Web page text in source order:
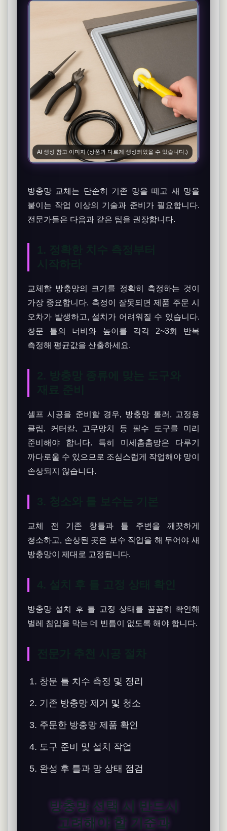
AI 생성 참고 이미지 (상품과 다르게 생성되었을 수 있습니다.)
방충망 교체는 단순히 기존 망을 떼고 새 망을
붙이는 작업 이상의 기술과 준비가 필요합니다.
전문가들은 다음과 같은 팁을 권장합니다.
교체할 방충망의 크기를 정확히 측정하는 것이
가장 중요합니다. 측정이 잘못되면 제품 주문 시
오차가 발생하고, 설치가 어려워질 수 있습니다.
창문 틀의 너비와 높이를 각각 2~3회 반복
측정해 평균값을 산출하세요.
셀프 시공을 준비할 경우, 방충망 롤러, 고정용
클립, 커터칼, 고무망치 등 필수 도구를 미리
준비해야 합니다. 특히 미세촘촘망은 다루기
까다로울 수 있으므로 조심스럽게 작업해야 망이
손상되지 않습니다.
교체 전 기존 창틀과 틀 주변을 깨끗하게
청소하고, 손상된 곳은 보수 작업을 해 두어야 새
방충망이 제대로 고정됩니다.
방충망 설치 후 틀 고정 상태를 꼼꼼히 확인해
벌레 침입을 막는 데 빈틈이 없도록 해야 합니다.
창문 틀 치수 측정 및 정리
기존 방충망 제거 및 청소
주문한 방충망 제품 확인
도구 준비 및 설치 작업
완성 후 틀과 망 상태 점검
방충망 선택 시 반드시
고려해야 할 기준과